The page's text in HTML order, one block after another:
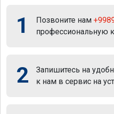
1 Позвоните нам
профессиональную
2
Запишитесь на
к нам в сервис на